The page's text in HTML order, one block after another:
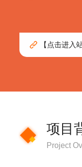
【点击进入
项目
Project